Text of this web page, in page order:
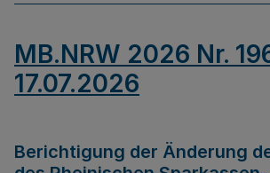
MB.NRW 2026 Nr.
17.07.2026
Berichtigung der Änderung